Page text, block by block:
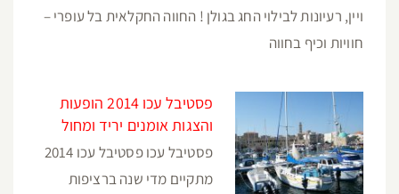
ויין, רעיונות לבילוי החג בגולן ! החווה החקלאית בל עופרי –
חוויות וכיף בחווה
פסטיבל עכו 2014 הופעות
והצגות אומנים יריד ומחול
פסטיבל עכו פסטיבל עכו 2014
מתקיים מדי שנה ברציפות